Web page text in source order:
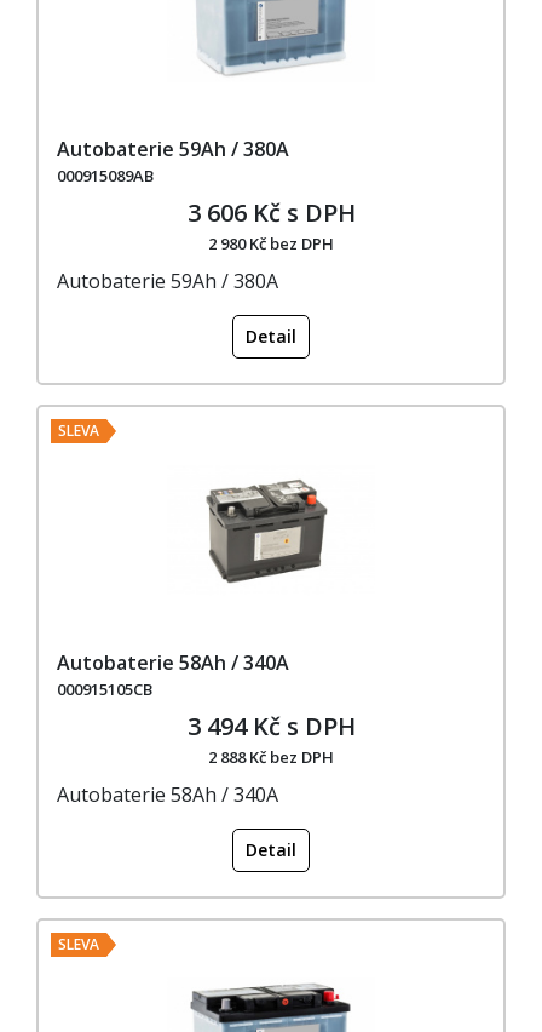
Autobaterie 59Ah / 380A
000915089AB
3 606 Kč s DPH
2 980 Kč bez DPH
Autobaterie 59Ah / 380A
Detail
SLEVA
Autobaterie 58Ah / 340A
000915105CB
3 494 Kč s DPH
2 888 Kč bez DPH
Autobaterie 58Ah / 340A
Detail
SLEVA